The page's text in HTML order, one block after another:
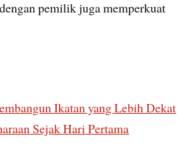
pemilik juga memperkuat
Ikatan yang Lebih Dekat
Sejak Hari Pertama